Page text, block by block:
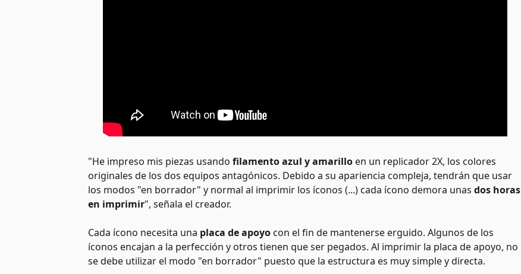
"He impreso mis piezas usando filamento azul y amarilloen un replicador 2X, los colores
originales de los dos equipos antagónicos. Debido a su apariencia compleja, tendrán que usar
los modos "en borrador" y normal al imprimir los íconos (...) cada ícono demora unas dos horas
en imprimir", señala el creador.
Cada ícono necesita una placa de apoyocon el fin de mantenerse erguido. Algunos de los
íconos encajan a la perfección y otros tienen que ser pegados. Al imprimir la placa de apoyo, no
se debe utilizar el modo "en borrador" puesto que la estructura es muy simple y directa.